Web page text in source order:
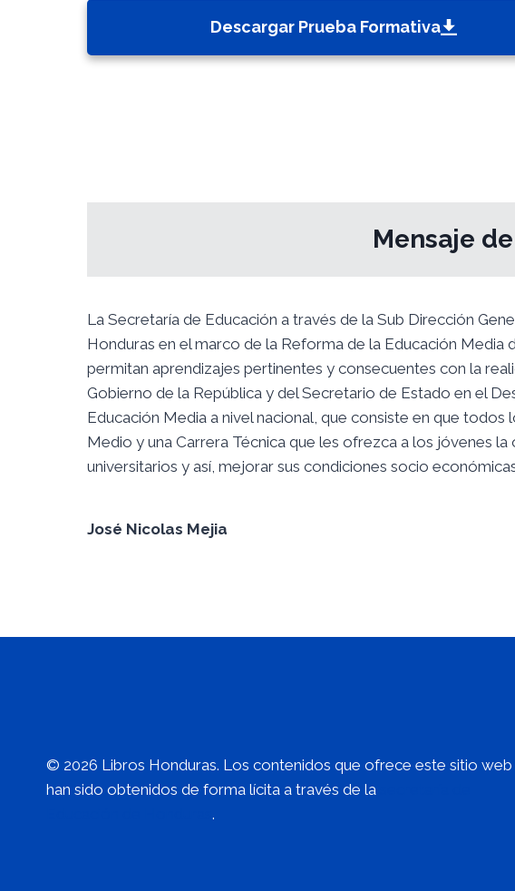
Descargar Prueba Formativa
Mensaje
La Secretaría de Educación a través de la Sub Dirección
Honduras en el marco de la Reforma de la Educación Media
permitan aprendizajes pertinentes y consecuentes con la
Gobierno de la República y del Secretario de Estado en el
Educación Media a nivel nacional, que consiste en que
Medio y una Carrera Técnica que les ofrezca a los jóvenes
universitarios y así, mejorar sus condiciones socio
José Nicolas Mejia
© 2026 Libros Honduras. Los contenidos que ofrece este sitio web
han sido obtenidos de forma lícita a través de la
.